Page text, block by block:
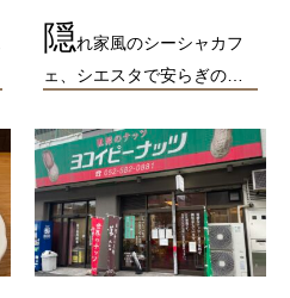
隠れ家風のシーシャカフ
ェ、シエスタで安らぎの…